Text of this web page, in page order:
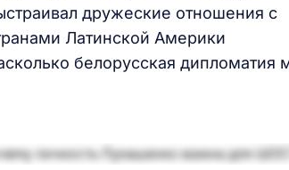
дружеские отношения с
Латинской Америки
белорусская дипломатия